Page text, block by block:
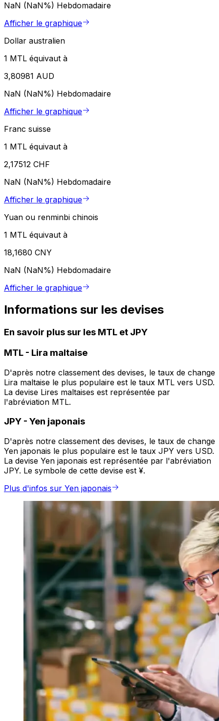
NaN (NaN%) Hebdomadaire
Afficher le graphique
Dollar australien
1 MTL équivaut à
3,80981 AUD
NaN (NaN%) Hebdomadaire
Afficher le graphique
Franc suisse
1 MTL équivaut à
2,17512 CHF
NaN (NaN%) Hebdomadaire
Afficher le graphique
Yuan ou renminbi chinois
1 MTL équivaut à
18,1680 CNY
NaN (NaN%) Hebdomadaire
Afficher le graphique
Informations sur les devises
En savoir plus sur les MTL et JPY
MTL - Lira maltaise
D'après notre classement des devises, le taux de change
Lira maltaise le plus populaire est le taux MTL vers USD.
La devise Lires maltaises est représentée par
l'abréviation MTL.
JPY - Yen japonais
D'après notre classement des devises, le taux de change
Yen japonais le plus populaire est le taux JPY vers USD.
La devise Yen japonais est représentée par l'abréviation
JPY. Le symbole de cette devise est ¥.
Plus d'infos sur Yen japonais